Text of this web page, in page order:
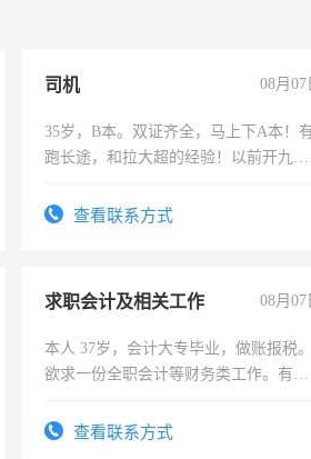
司机 08月07
35岁，B本。双证齐全，马上下A本！
跑长途，和拉大超的经验！以前开九米
查看联系方式
求职会计及相关工作 08月07
本人 37岁，会计大专毕业，做账报税。
欲求一份全职会计等财务类工作。有会
查看联系方式